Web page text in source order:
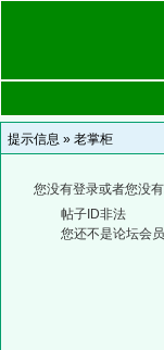
提示信息 » 老掌柜
您没有登录或者您没
帖子ID非法
您还不是论坛会